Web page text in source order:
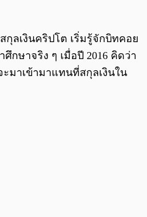
ลเงินคริปโต เริ่มรู้จักบิทคอย
กษาจริง ๆ เมื่อปี 2016 คิดว่า
มาเข้ามาแทนที่สกุลเงินใน